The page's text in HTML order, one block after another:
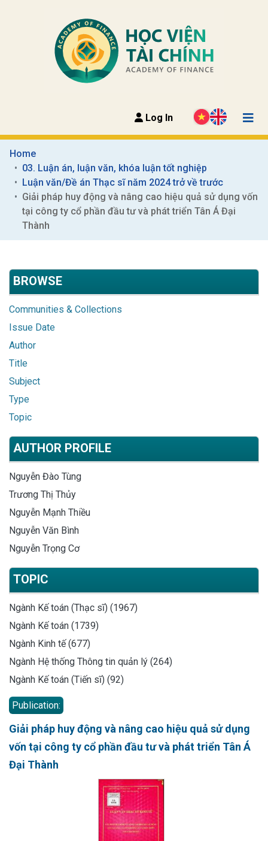
Log In
Home
03. Luận án, luận văn, khóa luận tốt nghiệp
Luận văn/Đề án Thạc sĩ năm 2024 trở về trước
Giải pháp huy động và nâng cao hiệu quả sử dụng vốn
tại công ty cổ phần đầu tư và phát triển Tân Á Đại
Thành
BROWSE
Communities & Collections
Issue Date
Author
Title
Subject
Type
Topic
AUTHOR PROFILE
Nguyễn Đào Tùng
Trương Thị Thủy
Nguyễn Mạnh Thiều
Nguyễn Văn Bình
Nguyễn Trọng Cơ
TOPIC
Ngành Kế toán (Thạc sĩ) (1967)
Ngành Kế toán (1739)
Ngành Kinh tế (677)
Ngành Hệ thống Thông tin quản lý (264)
Ngành Kế toán (Tiến sĩ) (92)
Publication:
Giải pháp huy động và nâng cao hiệu quả sử dụng
vốn tại công ty cổ phần đầu tư và phát triển Tân Á
Đại Thành